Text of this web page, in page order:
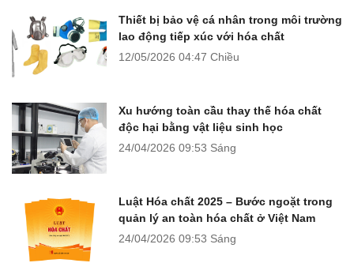
Thiết bị bảo vệ cá nhân trong môi trường
lao động tiếp xúc với hóa chất
12/05/2026 04:47 Chiều
Xu hướng toàn cầu thay thế hóa chất
độc hại bằng vật liệu sinh học
24/04/2026 09:53 Sáng
Luật Hóa chất 2025 – Bước ngoặt trong
quản lý an toàn hóa chất ở Việt Nam
24/04/2026 09:53 Sáng